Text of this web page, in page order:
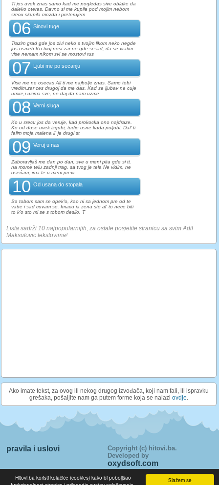
Slažem se
Hitovi.ba koristi kolačiće (cookies) kako bi poboljšao
Ti jos uvek znas samo kad me pogledas sive oblake da
daleko oteras. Davno si me kupila pod mojim nebom
srecu skupila mozda i preterujem
06 Sinovi tuge
Trazim grad gde jos zivi neko s tvojim likom neko negde
jos osmeh k'o tvoj nosi zar ne gde si sad, da se vratim
vise nemam nikom svi se mostovi rus
07 Ljubi me po secanju
Vise me ne osecas Ali ti me najbolje znas. Samo tebi
vredim,zar ces drugoj da me das. Kad se ljubav ne cuje
umire,i uzima sve, ne daj da nam uzme
08 Verni sluga
Ko u srecu jos da veruje, kad prokocka ono najdraze.
Ko od duse uvek izgubi, tudje usne kada poljubi. Dal' ti
falim moja malena il' je drugi st
09 Veruj u nas
Zaboravljaš me dan po dan, sve u meni pita gde si ti,
na mome telu zadnji trag, sa tvog je tela Ne vidim, ne
osećam, ima te u meni previ
10 Od usana do stopala
Sa tobom sam se opek'o, kao ni sa jednom pre od te
vatre i sad cuvam se. Imacu ja zena sto al' to nece biti
to k'o sto mi se s tobom desilo. T
Lista sadrži 10 najpopularnijih, za ostale posjetite stranicu sa svim Adil
Maksutovic tekstovima!
Ako imate tekst, za ovog ili nekog drugog izvođača, koji nam fali, ili ispravku
grešaka, pošaljite nam ga putem forme koja se nalazi ovdje.
pravila i uslovi
Copyright (c) hitovi.ba.
Developed by
oxydsoft.com
>> Tekstovi pjesama su u vlasnistvu njihovih autora i prikazani su
iskljucivo u edukativne svrhe. <<